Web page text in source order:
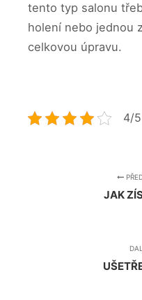
tento typ salonu
holení nebo jednou
celkovou úpravu.
4/
JAK